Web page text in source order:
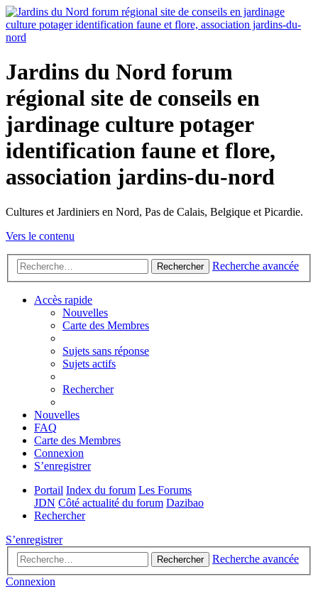
Jardins du Nord forum
régional site de conseils en
jardinage culture potager
identification faune et flore,
association jardins-du-nord
Cultures et Jardiniers en Nord, Pas de Calais, Belgique et Picardie.
Vers le contenu
Rechercher Recherche avancée
Accès rapide
Nouvelles
Carte des Membres
Sujets sans réponse
Sujets actifs
Rechercher
Nouvelles
FAQ
Carte des Membres
Connexion
S’enregistrer
Portail Index du forum Les Forums
JDN Côté actualité du forum Dazibao
Rechercher
S’enregistrer
Rechercher
Recherche avancée
Connexion